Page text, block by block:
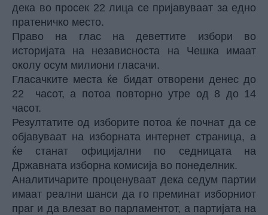
дека во просек 22 лица се пријавуваат за едно
пратеничко место.
Право на глас на деветтите избори во
историјата на независноста на Чешка имаат
околу осум милиони гласачи.
Гласачките места ќе бидат отворени денес до
22 часот, а потоа повторно утре од 8 до 14
часот.
Резултатите од изборите потоа ќе почнат да се
објавуваат на изборната интернет страница, а
ќе станат официјални по седницата на
Државната изборна комисија во понеделник.
Аналитичарите проценуваат дека седум партии
имаат реални шанси да го преминат изборниот
праг и да влезат во парламентот, а партијата на